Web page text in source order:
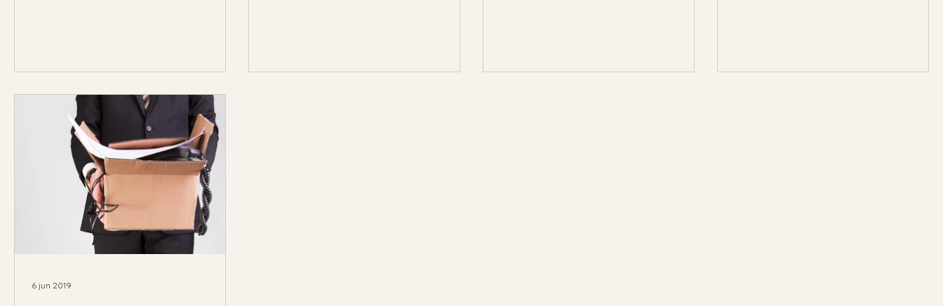
6 jun 2019